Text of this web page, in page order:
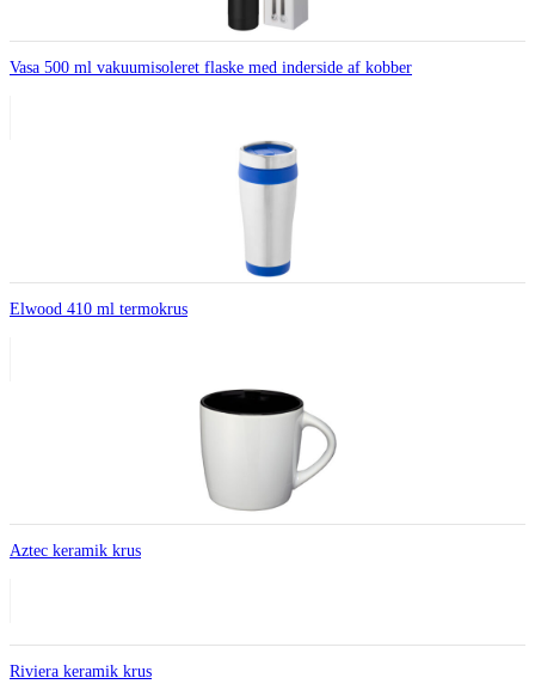
Vasa 500 ml vakuumisoleret flaske med inderside af kobber
Elwood 410 ml termokrus
Aztec keramik krus
Riviera keramik krus